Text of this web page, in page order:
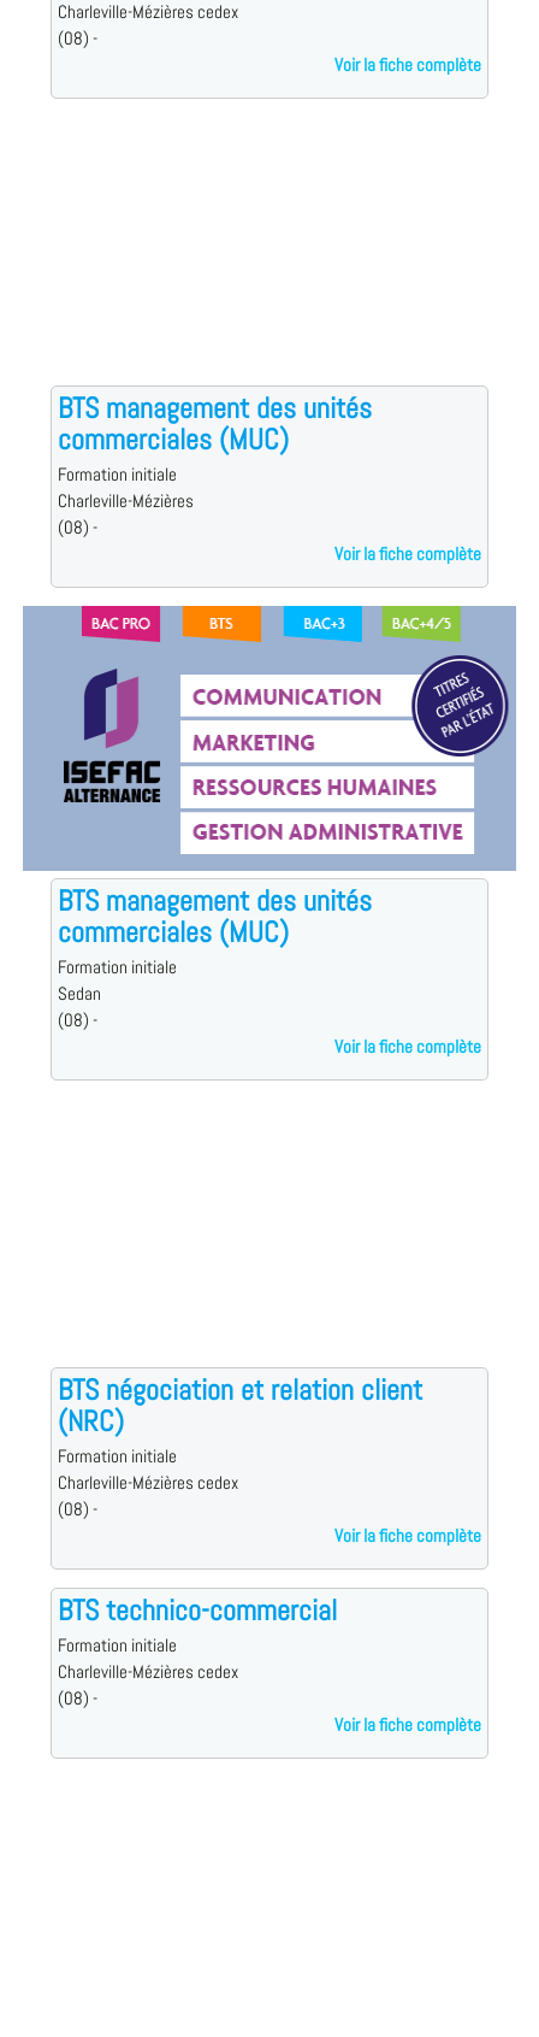
Charleville-Mézières cedex
(08) -
Voir la fiche complète
BTS management des unités
commerciales (MUC)
Formation initiale
Charleville-Mézières
(08) -
Voir la fiche complète
BTS management des unités
commerciales (MUC)
Formation initiale
Sedan
(08) -
Voir la fiche complète
BTS négociation et relation client
(NRC)
Formation initiale
Charleville-Mézières cedex
(08) -
Voir la fiche complète
BTS technico-commercial
Formation initiale
Charleville-Mézières cedex
(08) -
Voir la fiche complète